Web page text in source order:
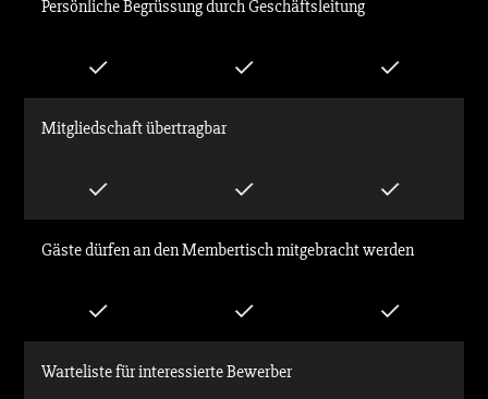
Persönliche Begrüssung durch Geschäftsleitung
Mitgliedschaft übertragbar
Gäste dürfen an den Membertisch mitgebracht werden
Warteliste für interessierte Bewerber